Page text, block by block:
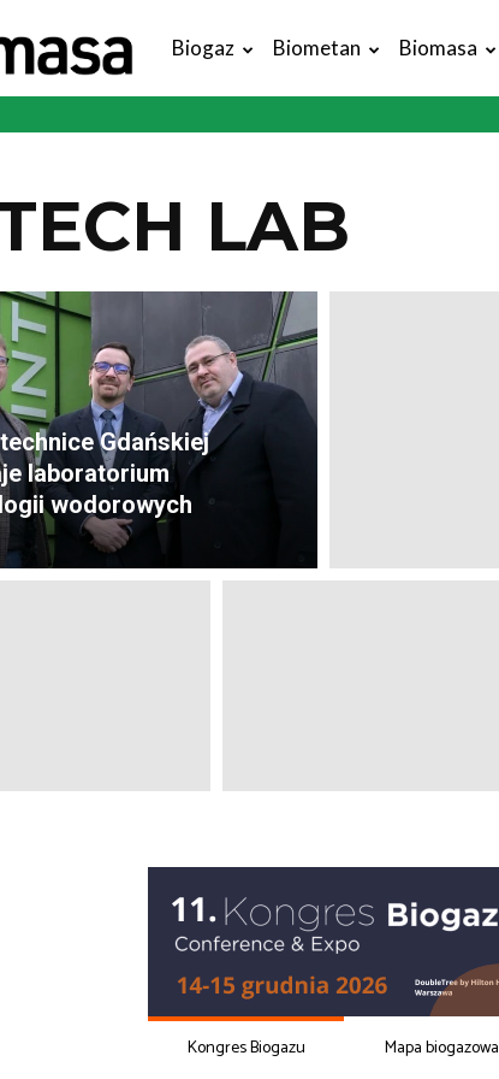
Magazyn
Biogaz Biometan Biomasa
LAB
Gdańskiej
laboratorium
wodorowych
Kongres Biogazu Mapa biogazowa